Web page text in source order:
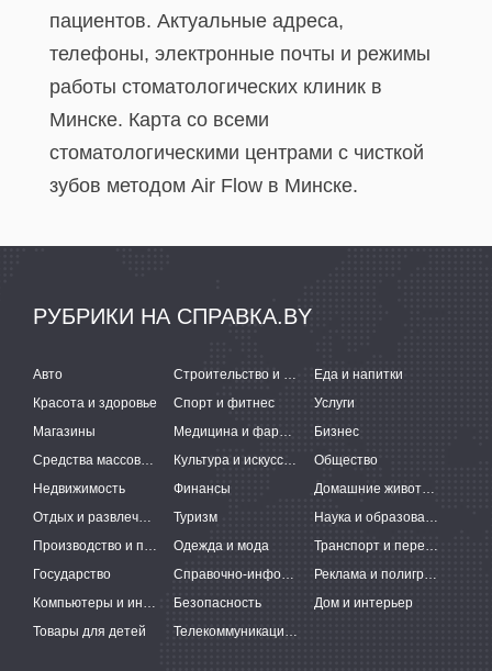
пациентов. Актуальные адреса,
телефоны, электронные почты и режимы
работы стоматологических клиник в
Минске. Карта со всеми
стоматологическими центрами с чисткой
зубов методом Air Flow в Минске.
РУБРИКИ НА СПРАВКА.BY
Авто Строительство и ремонт
Еда и напитки
Красота и здоровье
Спорт и фитнес
Услуги
Магазины
Медицина и фармацевтика
Бизнес
Средства массовой информации
Культура и искусство
Общество
Недвижимость
Финансы
Домашние животные
Отдых и развлечения
Туризм
Наука и образование
Производство и поставки
Одежда и мода
Транспорт и перевозки
Государство
Справочно-информационные системы
Реклама и полиграфия
Компьютеры и интернет
Безопасность
Дом и интерьер
Товары для детей
Телекоммуникации и связь